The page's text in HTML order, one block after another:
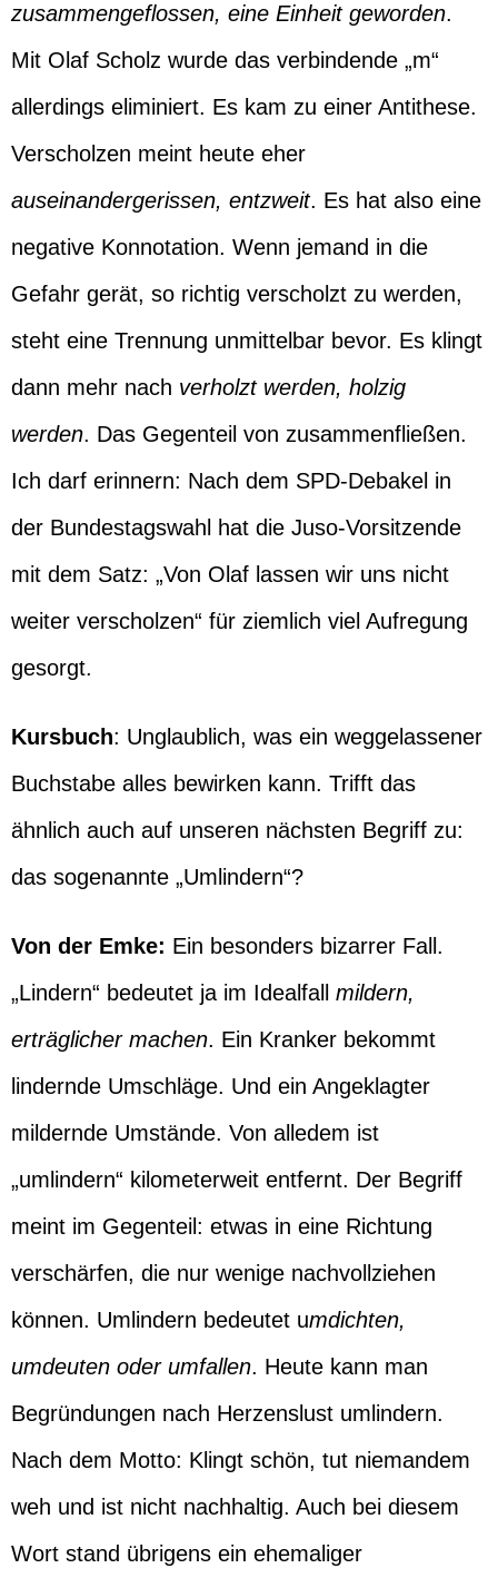
zusammengeflossen, eine Einheit geworden.
Mit Olaf Scholz wurde das verbindende „m“
allerdings eliminiert. Es kam zu einer Antithese.
Verscholzen meint heute eher
auseinandergerissen, entzweit. Es hat also eine
negative Konnotation. Wenn jemand in die
Gefahr gerät, so richtig verscholzt zu werden,
steht eine Trennung unmittelbar bevor. Es klingt
dann mehr nach verholzt werden, holzig
werden. Das Gegenteil von zusammenfließen.
Ich darf erinnern: Nach dem SPD-Debakel in
der Bundestagswahl hat die Juso-Vorsitzende
mit dem Satz: „Von Olaf lassen wir uns nicht
weiter verscholzen“ für ziemlich viel Aufregung
gesorgt.
Kursbuch: Unglaublich, was ein weggelassener
Buchstabe alles bewirken kann. Trifft das
ähnlich auch auf unseren nächsten Begriff zu:
das sogenannte „Umlindern“?
Von der Emke: Ein besonders bizarrer Fall.
„Lindern“ bedeutet ja im Idealfall mildern,
erträglicher machen. Ein Kranker bekommt
lindernde Umschläge. Und ein Angeklagter
mildernde Umstände. Von alledem ist
„umlindern“ kilometerweit entfernt. Der Begriff
meint im Gegenteil: etwas in eine Richtung
verschärfen, die nur wenige nachvollziehen
können. Umlindern bedeutet umdichten,
umdeuten oder umfallen. Heute kann man
Begründungen nach Herzenslust umlindern.
Nach dem Motto: Klingt schön, tut niemandem
weh und ist nicht nachhaltig. Auch bei diesem
Wort stand übrigens ein ehemaliger